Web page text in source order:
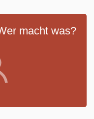
macht was?